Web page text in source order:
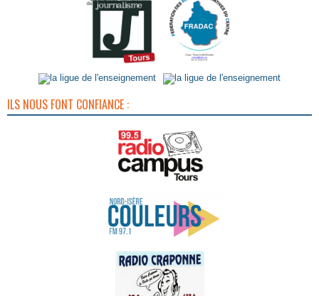
ILS NOUS FONT CONFIANCE :